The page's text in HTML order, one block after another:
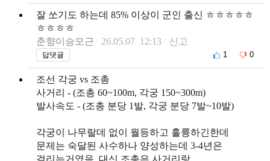
잘 쏘기도 하는데 85% 이상이 군인 출신 ㅎㅎㅎㅎㅎ
ㅎㅎㅎㅎ
춘향이승모근
26.05.07 12:13 신고
답댓글 1 0
조선 각궁 vs 조총
사거리 - (조총 60~100m, 각궁 150~300m)
발사속도 - (조총 분당 1발, 각궁 분당 7발~10발)
각궁이 나무랄데 없이 월등하고 훌륭하긴한데
문제는 숙달된 사수하나 양성하는데 3-4년은
걸리는거였음, 대신 조총은 사거리랑